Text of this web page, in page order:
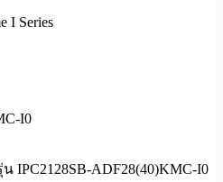
I Series
IPC2128SB-ADF28(40)KMC-I0